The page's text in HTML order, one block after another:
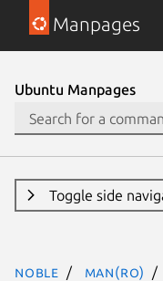
Manpages
Ubuntu Manpages
Toggle side
noble man(ro)